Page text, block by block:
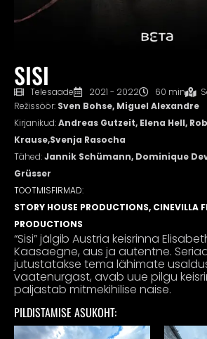
SISI
Telesaade 2021 - 2022 60 min
Režissöör: Sven Bohse, Miguel Alexandre
Kirjanikud:Andreas Gutzeit, Elena Hell,
Krause,Svenja Rasocha
Tähed:Jannik Schümann, Dominique
Grüsser
TOOTMISFIRMAD:
STORY HOUSE PRODUCTIONS, CINEVILLA
PRODUCTIONS
“Sisi” jälgib Austria keisrinna
Kaasaegne, aus ja autentne.
jutustatakse tema lähimate
vaatenurgast, avab uue pilgu
paljastab mitmekihilise naise.
PILDISTAMISE ASUKOHT: